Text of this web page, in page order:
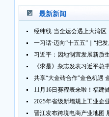
最新新闻
习近平：因地制宜发展新质